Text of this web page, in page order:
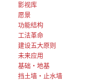
影视库
愿景
功能结构
工法革命
建设五大原则
未来应用
基础・地基
挡土墙・止水墙